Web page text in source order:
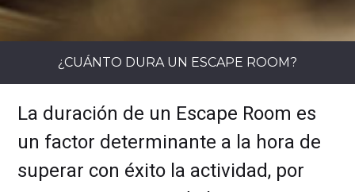
¿CUÁNTO DURA UN ESCAPE ROOM?
La duración de un Escape Room es
un factor determinante a la hora de
superar con éxito la actividad, por